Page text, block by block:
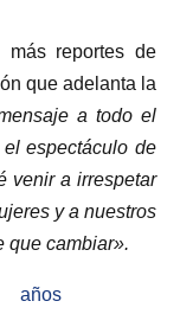
más reportes de
que adelanta la
a todo el
espectáculo de
venir a irrespetar
y a nuestros
que cambiar».
años